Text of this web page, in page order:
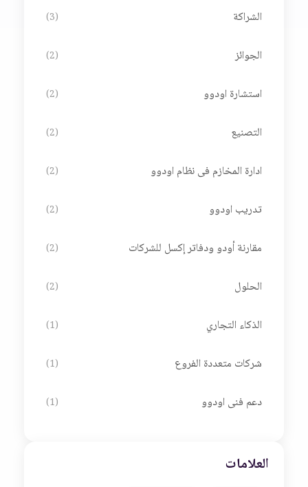
الشراكة (3)
الجوائز (2)
استشارة اودوو (2)
التصنيع (2)
ادارة المخازم فى نظام اودوو (2)
تدريب اودوو (2)
مقارنة أودو ودفاتر إكسل للشركات (2)
الحلول (2)
الذكاء التجاري (1)
شركات متعددة الفروع (1)
دعم فنى اودوو (1)
العلامات